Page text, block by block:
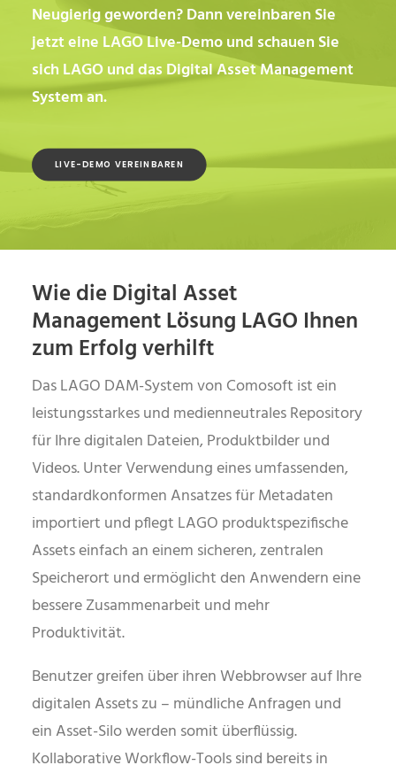
Neugierig geworden? Dann vereinbaren Sie
jetzt eine LAGO Live-Demo und schauen Sie
sich LAGO und das Digital Asset Management
System an.
LIVE-DEMO VEREINBAREN
Wie die Digital Asset
Management Lösung LAGO Ihnen
zum Erfolg verhilft
Das LAGO DAM-System von Comosoft ist ein
leistungsstarkes und medienneutrales Repository
für Ihre digitalen Dateien, Produktbilder und
Videos. Unter Verwendung eines umfassenden,
standardkonformen Ansatzes für Metadaten
importiert und pflegt LAGO produktspezifische
Assets einfach an einem sicheren, zentralen
Speicherort und ermöglicht den Anwendern eine
bessere Zusammenarbeit und mehr
Produktivität.
Benutzer greifen über ihren Webbrowser auf Ihre
digitalen Assets zu – mündliche Anfragen und
ein Asset-Silo werden somit überflüssig.
Kollaborative Workflow-Tools sind bereits in